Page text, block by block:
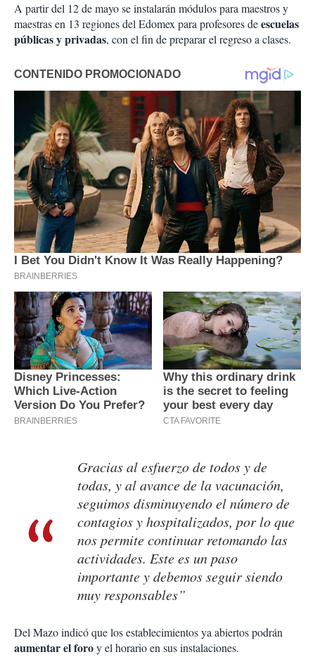
A partir del 12 de mayo se instalarán módulos para maestros y
maestras en 13 regiones del Edomex para profesores deescuelas
públicas y privadas, con el fin de preparar el regreso a clases.
Gracias al esfuerzo de todos y de
todas, y al avance de la vacunación,
seguimos disminuyendo el número de
contagios y hospitalizados, por lo que
nos permite continuar retomando las
actividades. Este es un paso
importante y debemos seguir siendo
muy responsables”
Del Mazo indicó que los establecimientos ya abiertos podrán
aumentar el foroy el horario en sus instalaciones.